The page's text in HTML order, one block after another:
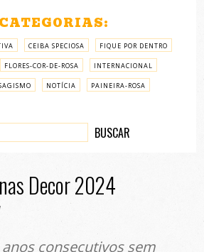
CATEGORIAS:
CEIBA SPECIOSA FIQUE POR DENTRO
FLORES-COR-DE-ROSA INTERNACIONAL
NOTÍCIA PAINEIRA-ROSA
Decor 2024
consecutivos sem